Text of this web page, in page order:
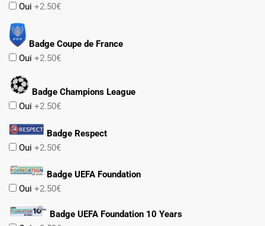
Oui +2.50€
Badge Coupe de France
Oui +2.50€
Badge Champions League
Oui +2.50€
Badge Respect
Oui +2.50€
Badge UEFA Foundation
Oui +2.50€
Badge UEFA Foundation 10 Years